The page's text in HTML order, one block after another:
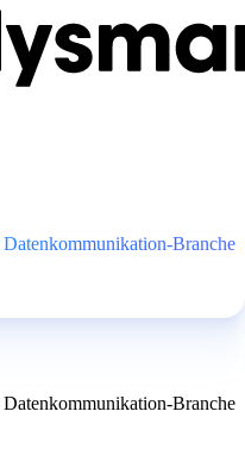
Branche
Branche